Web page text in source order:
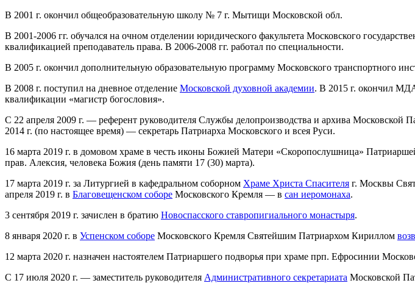
В 2001 г. окончил общеобразовательную школу № 7 г. Мытищи Московской обл.
В 2001-2006 гг. обучался на очном отделении юридического факультета Московского
квалификацией преподаватель права. В 2006-2008 гг. работал по специальности.
В 2005 г. окончил дополнительную образовательную программу Московского транспортного
В 2008 г. поступил на дневное отделение Московской духовной академии. В 2015 г. окончил
квалификации «магистр богословия».
С 22 апреля 2009 г. — референт руководителя Службы делопроизводства и архива Московской
2014 г. (по настоящее время) — секретарь Патриарха Московского и всея Руси.
16 марта 2019 г. в домовом храме в честь иконы Божией Матери «Скоропослушница»
прав. Алексия, человека Божия (день памяти 17 (30) марта).
17 марта 2019 г. за Литургией в кафедральном соборном Храме Христа Спасителя г. Москвы
апреля 2019 г. в Благовещенском соборе Московского Кремля — в сан иеромонаха.
3 сентября 2019 г. зачислен в братию Новоспасского ставропигиального монастыря.
8 января 2020 г. в Успенском соборе Московского Кремля Святейшим Патриархом Кириллом
12 марта 2020 г. назначен настоятелем Патриаршего подворья при храме прп. Ефросинии
С 17 июля 2020 г. — заместитель руководителя Административного секретариата Московской